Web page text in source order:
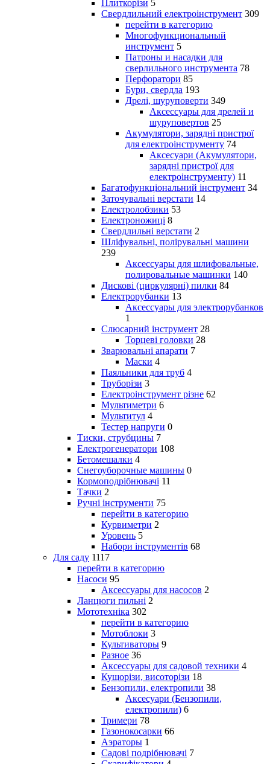
Плиткорізи 5
Свердлильний електроінструмент 309
перейти в категорию
Многофункциональный
инструмент 5
Патроны и насадки для
сверлильного инструмента 78
Перфоратори 85
Бури, свердла 193
Дрелі, шуруповерти 349
Аксессуары для дрелей и
шуруповертов 25
Акумулятори, зарядні пристрої
для електроінструменту 74
Аксесуари (Акумулятори,
зарядні пристрої для
електроінструменту) 11
Багатофункціональний інструмент 34
Заточувальні верстати 14
Електролобзики 53
Електроножиці 8
Свердлильні верстати 2
Шліфувальні, полірувальні машини
239
Аксессуары для шлифовальные,
полировальные машинки 140
Дискові (циркулярні) пилки 84
Електрорубанки 13
Аксессуары для электрорубанков
1
Слюсарний інструмент 28
Торцеві головки 28
Зварювальні апарати 7
Маски 4
Паяльники для труб 4
Труборізи 3
Електроінструмент різне 62
Мультиметри 6
Мультитул 4
Тестер напруги 0
Тиски, струбцины 7
Електрогенератори 108
Бетомешалки 4
Снегоуборочные машины 0
Кормоподрібнювачі 11
Тачки 2
Ручні інструменти 75
перейти в категорию
Курвиметри 2
Уровень 5
Набори інструментів 68
Для саду 1117
перейти в категорию
Насоси 95
Аксессуары для насосов 2
Ланцюги пильні 2
Мототехніка 302
перейти в категорию
Мотоблоки 3
Культиваторы 9
Разное 36
Аксессуары для садовой техники 4
Кущорізи, висоторізи 18
Бензопили, електропили 38
Аксесуари (Бензопили,
електропили) 6
Тримери 78
Газонокосарки 66
Аэраторы 1
Садові подрібнювачі 7